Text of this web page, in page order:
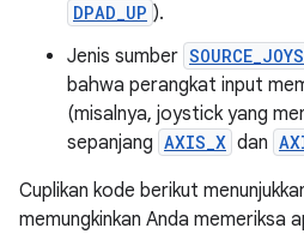
DPAD_UP ).
Jenis sumber
bahwa perangkat input
(misalnya, joystick yang
sepanjang AXIS_X dan
Cuplikan kode berikut
memungkinkan Anda memeriksa